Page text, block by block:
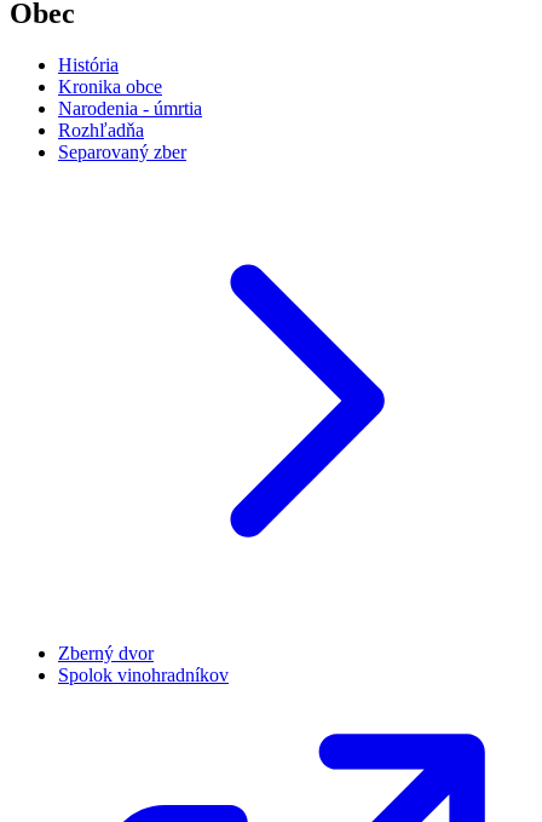
Obec
História
Kronika obce
Narodenia - úmrtia
Rozhľadňa
Separovaný zber
Zberný dvor
Spolok vinohradníkov